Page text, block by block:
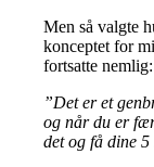
Men så valgte
konceptet for
fortsatte nemlig:
”Det er et
og når du er
det og få dine